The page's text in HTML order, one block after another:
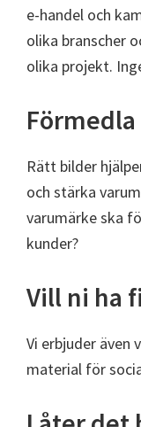
e-handel och
olika branscher
olika projekt.
Rätt bilder
och stärka
varumärke ska
kunder?
Vill ni ha
Vi erbjuder även
material för